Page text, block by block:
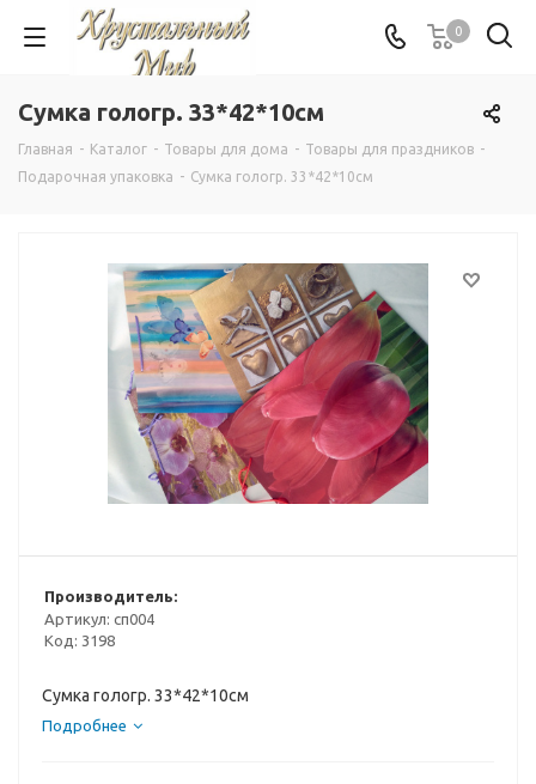
0
Сумка гологр. 33*42*10см
Главная - Каталог - Товары для дома - Товары для праздников -
Подарочная упаковка - Сумка гологр. 33*42*10см
Производитель:
Артикул: сп004
Код: 3198
Сумка гологр. 33*42*10см
Подробнее